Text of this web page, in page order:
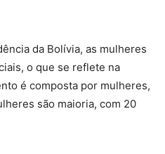
da Bolívia, as mulheres
o que se reflete na
é composta por mulheres,
são maioria, com 20